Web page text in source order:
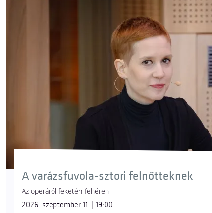
A varázsfuvola-sztori felnőtteknek
Az operáról feketén-fehéren
2026. szeptember 11. | 19:00